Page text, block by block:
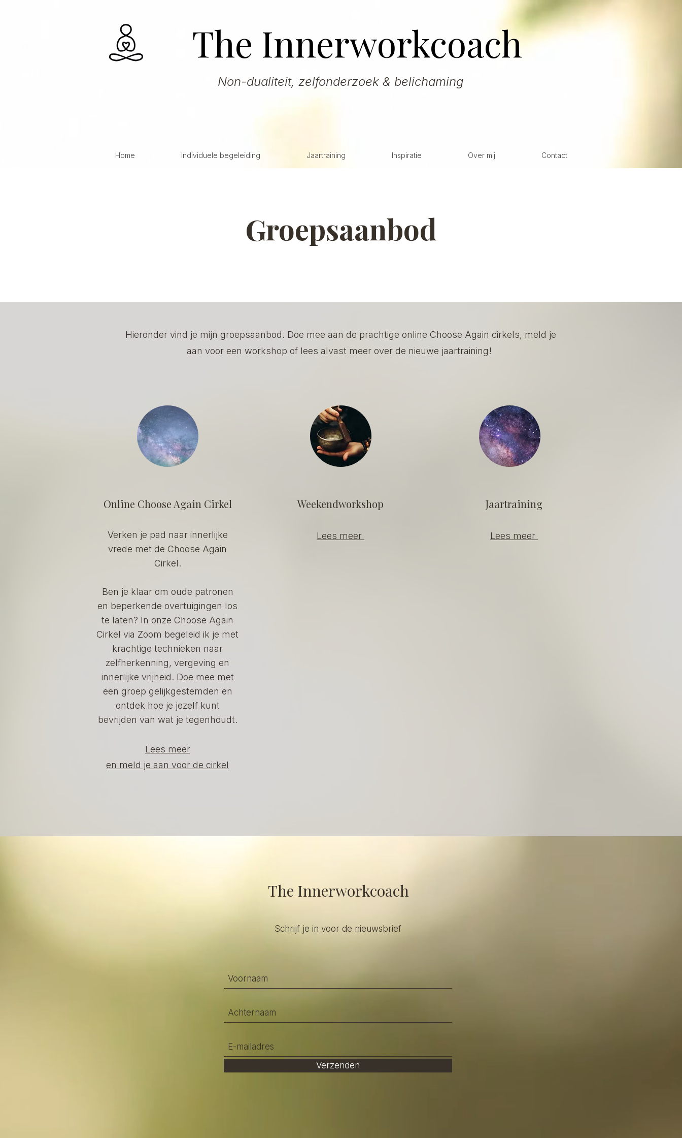
The Innerworkcoach
Non-dualiteit, zelfonderzoek & belichaming
Home Individuele begeleiding Jaartraining Inspiratie Over mij Contact
Groepsaanbod
Hieronder vind je mijn groepsaanbod. Doe mee aan de prachtige online Choose Again cirkels, meld je
aan voor een workshop of lees alvast meer over de nieuwe jaartraining!
Online Choose Again Cirkel
Verken je pad naar innerlijke
vrede met de Choose Again
Cirkel.
Ben je klaar om oude patronen
en beperkende overtuigingen los
te laten? In onze Choose Again
Cirkel via Zoom begeleid ik je met
krachtige technieken naar
zelfherkenning, vergeving en
innerlijke vrijheid. Doe mee met
een groep gelijkgestemden en
ontdek hoe je jezelf kunt
bevrijden van wat je tegenhoudt.
Lees meer
en meld je aan voor de cirkel
Weekendworkshop
Lees meer
Jaartraining
Lees meer
The Innerworkcoach
Schrijf je in voor de nieuwsbrief
Verzenden